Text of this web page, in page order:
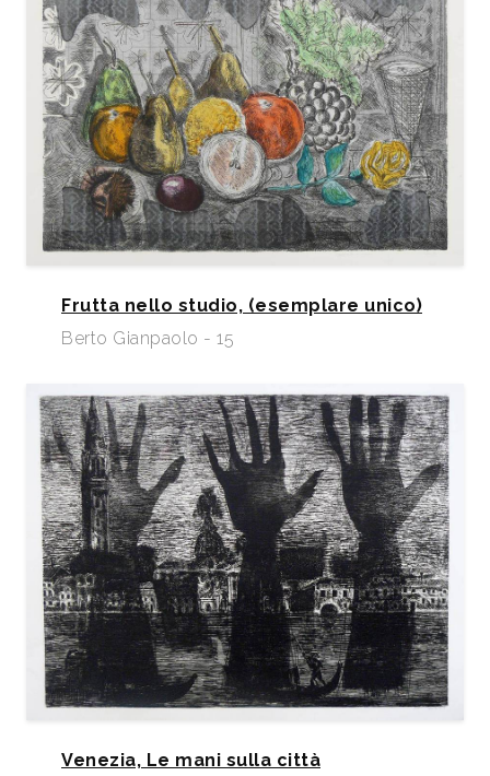
Frutta nello studio, (esemplare unico)
Berto Gianpaolo - 15
Venezia, Le mani sulla città